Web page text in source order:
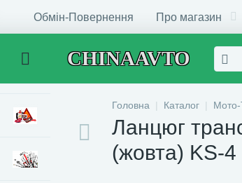
Обмін-Повернення Про магазин
CHINAAVTO
Головна Каталог Мото-
Ланцюг
(жовта) KS-